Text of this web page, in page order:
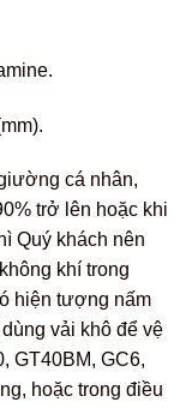
cá nhân,
trở lên hoặc khi
Quý khách nên
khí trong
hiện tượng nấm
vải khô để vệ
GT40BM, GC6,
hoặc trong điều